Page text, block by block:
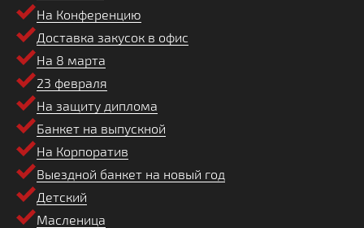
На Конференцию
Доставка закусок в офис
На 8 марта
23 февраля
На защиту диплома
Банкет на выпускной
На Корпоратив
Выездной банкет на новый год
Детский
Масленица